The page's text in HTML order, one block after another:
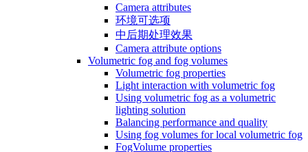
Camera attributes
环境可选项
中后期处理效果
Camera attribute options
Volumetric fog and fog volumes
Volumetric fog properties
Light interaction with volumetric fog
Using volumetric fog as a volumetric
lighting solution
Balancing performance and quality
Using fog volumes for local volumetric fog
FogVolume properties